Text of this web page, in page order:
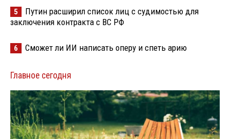
5
Путин расширил список лиц с судимостью для
заключения контракта с ВС РФ
6 Сможет ли ИИ написать оперу и спеть арию
Главное сегодня